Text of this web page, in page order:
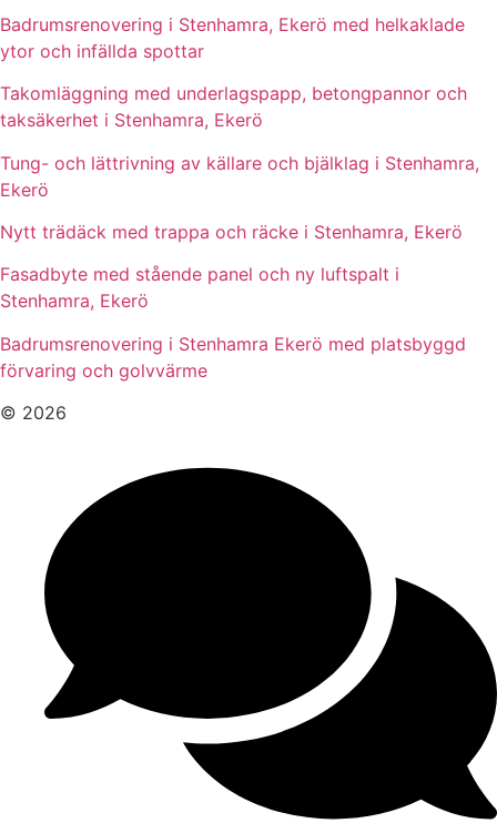
Badrumsrenovering i Stenhamra, Ekerö med helkaklade
ytor och infällda spottar
Takomläggning med underlagspapp, betongpannor och
taksäkerhet i Stenhamra, Ekerö
Tung- och lättrivning av källare och bjälklag i Stenhamra,
Ekerö
Nytt trädäck med trappa och räcke i Stenhamra, Ekerö
Fasadbyte med stående panel och ny luftspalt i
Stenhamra, Ekerö
Badrumsrenovering i Stenhamra Ekerö med platsbyggd
förvaring och golvvärme
© 2026